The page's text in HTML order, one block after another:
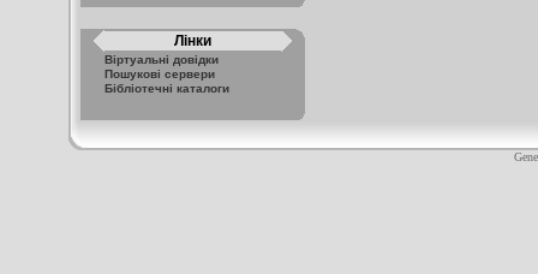
Лінки
Віртуальні довідки
Пошукові сервери
Бібліотечні каталоги